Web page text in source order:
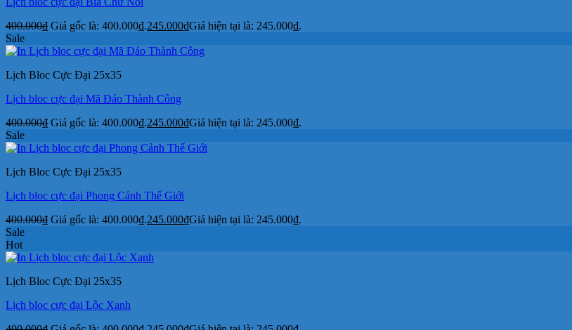
400.000₫ Giá gốc là: 400.000₫.245.000₫Giá hiện tại là: 245.000₫.
Sale
Lịch Bloc Cực Đại 25x35
Lịch bloc cực đại Mã Đáo Thành Công
400.000₫ Giá gốc là: 400.000₫.245.000₫Giá hiện tại là: 245.000₫.
Sale
Lịch Bloc Cực Đại 25x35
Lịch bloc cực đại Phong Cảnh Thế Giới
400.000₫ Giá gốc là: 400.000₫.245.000₫Giá hiện tại là: 245.000₫.
Sale
Hot
Lịch Bloc Cực Đại 25x35
Lịch bloc cực đại Lộc Xanh